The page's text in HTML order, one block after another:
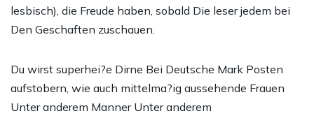
lesbisch), die Freude haben, sobald Die leser jedem bei
Den Geschaften zuschauen.
Du wirst superhei?e Dirne Bei Deutsche Mark Posten
aufstobern, wie auch mittelma?ig aussehende Frauen
Unter anderem Manner Unter anderem